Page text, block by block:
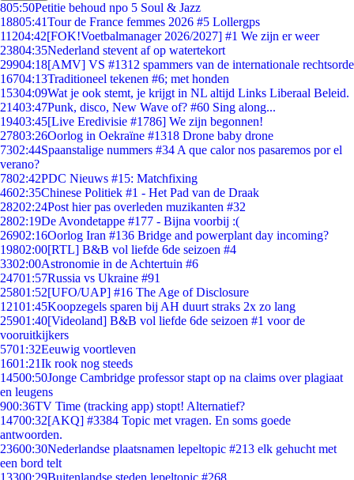
805:50Petitie behoud npo 5 Soul & Jazz
18805:41Tour de France femmes 2026 #5 Lollergps
11204:42[FOK!Voetbalmanager 2026/2027] #1 We zijn er weer
23804:35Nederland stevent af op watertekort
29904:18[AMV] VS #1312 spammers van de internationale rechtsorde
16704:13Traditioneel tekenen #6; met honden
15304:09Wat je ook stemt, je krijgt in NL altijd Links Liberaal Beleid.
21403:47Punk, disco, New Wave of? #60 Sing along...
19403:45[Live Eredivisie #1786] We zijn begonnen!
27803:26Oorlog in Oekraïne #1318 Drone baby drone
7302:44Spaanstalige nummers #34 A que calor nos pasaremos por el
verano?
7802:42PDC Nieuws #15: Matchfixing
4602:35Chinese Politiek #1 - Het Pad van de Draak
28202:24Post hier pas overleden muzikanten #32
2802:19De Avondetappe #177 - Bijna voorbij :(
26902:16Oorlog Iran #136 Bridge and powerplant day incoming?
19802:00[RTL] B&B vol liefde 6de seizoen #4
3302:00Astronomie in de Achtertuin #6
24701:57Russia vs Ukraine #91
25801:52[UFO/UAP] #16 The Age of Disclosure
12101:45Koopzegels sparen bij AH duurt straks 2x zo lang
25901:40[Videoland] B&B vol liefde 6de seizoen #1 voor de
vooruitkijkers
5701:32Eeuwig voortleven
1601:21Ik rook nog steeds
14500:50Jonge Cambridge professor stapt op na claims over plagiaat
en leugens
900:36TV Time (tracking app) stopt! Alternatief?
14700:32[AKQ] #3384 Topic met vragen. En soms goede
antwoorden.
23600:30Nederlandse plaatsnamen lepeltopic #213 elk gehucht met
een bord telt
13300:29Buitenlandse steden lepeltopic #268